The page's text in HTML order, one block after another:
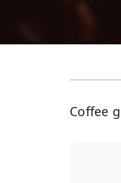
Coffee